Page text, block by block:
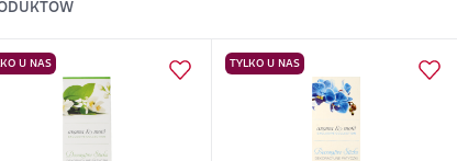
U NAS TYLKO U NAS